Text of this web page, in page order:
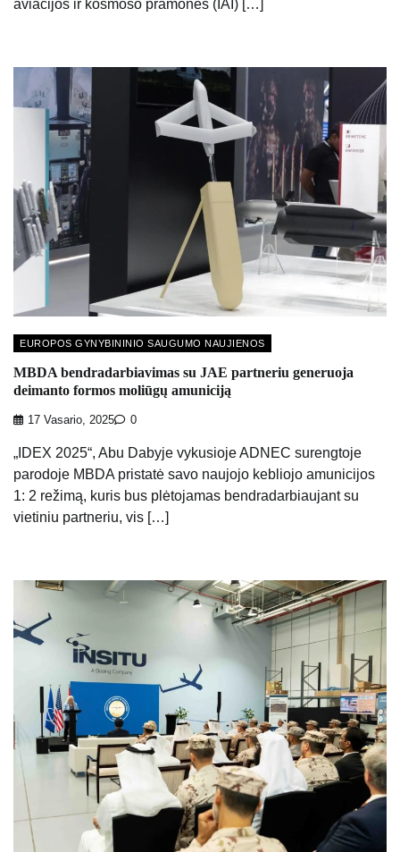
aviacijos ir kosmoso pramonės (IAI) […]
EUROPOS GYNYBININIO SAUGUMO NAUJIENOS
MBDA bendradarbiavimas su JAE partneriu generuoja
deimanto formos moliūgų amuniciją
17 Vasario, 2025 0
„IDEX 2025“, Abu Dabyje vykusioje ADNEC surengtoje
parodoje MBDA pristatė savo naujojo kebliojo amunicijos
1: 2 režimą, kuris bus plėtojamas bendradarbiaujant su
vietiniu partneriu, vis […]